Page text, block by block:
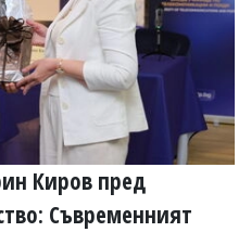
Киров пред
Съвременният